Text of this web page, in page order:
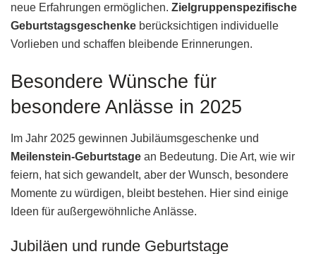
neue Erfahrungen ermöglichen. Zielgruppenspezifische
Geburtstagsgeschenke berücksichtigen individuelle
Vorlieben und schaffen bleibende Erinnerungen.
Besondere Wünsche für
besondere Anlässe in 2025
Im Jahr 2025 gewinnen Jubiläumsgeschenke und
Meilenstein-Geburtstage an Bedeutung. Die Art, wie wir
feiern, hat sich gewandelt, aber der Wunsch, besondere
Momente zu würdigen, bleibt bestehen. Hier sind einige
Ideen für außergewöhnliche Anlässe.
Jubiläen und runde Geburtstage